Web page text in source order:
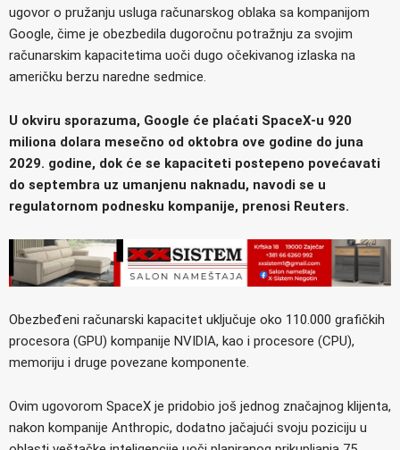
ugovor o pružanju usluga računarskog oblaka sa kompanijom
Google, čime je obezbedila dugoročnu potražnju za svojim
računarskim kapacitetima uoči dugo očekivanog izlaska na
američku berzu naredne sedmice.
U okviru sporazuma, Google će plaćati SpaceX-u 920
miliona dolara mesečno od oktobra ove godine do juna
2029. godine, dok će se kapaciteti postepeno povećavati
do septembra uz umanjenu naknadu, navodi se u
regulatornom podnesku kompanije, prenosi Reuters.
Obezbeđeni računarski kapacitet uključuje oko 110.000 grafičkih
procesora (GPU) kompanije NVIDIA, kao i procesore (CPU),
memoriju i druge povezane komponente.
Ovim ugovorom SpaceX je pridobio još jednog značajnog klijenta,
nakon kompanije Anthropic, dodatno jačajući svoju poziciju u